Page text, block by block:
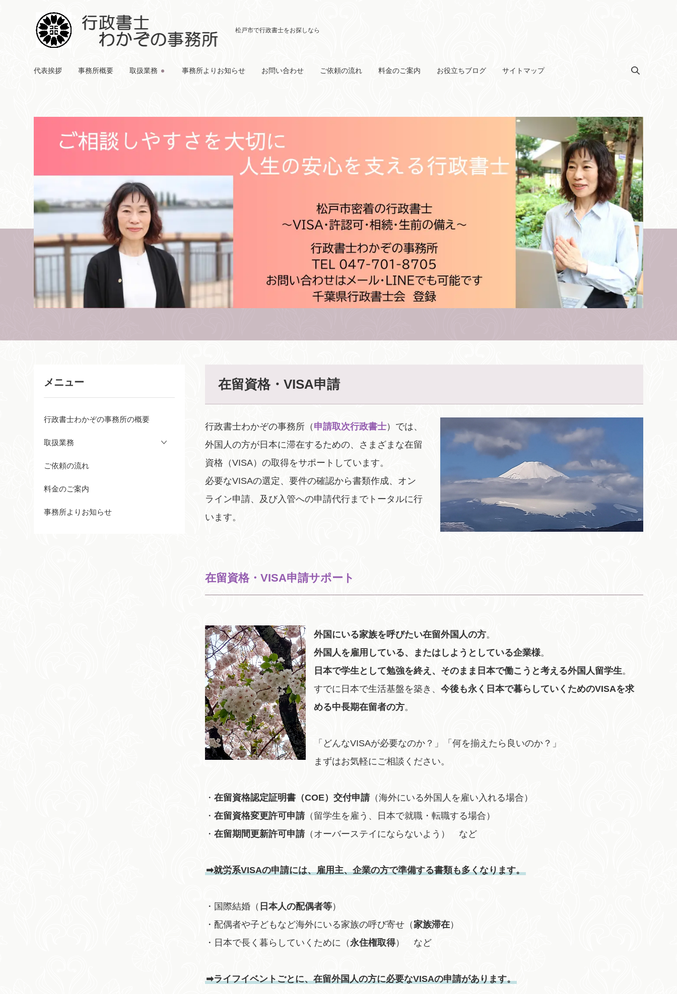
代表挨拶 事務所概要 取扱業務 事務所よりお知らせ お問い合わせ ご依頼の流れ 料金のご案内 お役立ちブログ サイトマップ
在留資格・VISA申請
行政書士わかぞの事務所（ 申請取次行政書士）では、
外国人の方が日本に滞在するための、さまざまな在留
資格（VISA）の取得をサポートしています。
必要なVISAの選定、要件の確認から書類作成、オン
ライン申請、及び入管への申請代行までトータルに行
います。
在留資格・VISA申請サポート
外国にいる家族を呼びたい在留外国人の方。
外国人を雇用している、またはしようとしている企業様。
日本で学生として勉強を終え、そのまま日本で働こうと考える外国人留学生。
すでに日本で生活基盤を築き、今後も永く日本で暮らしていくためのVISAを求
める中長期在留者の方。
「どんなVISAが必要なのか？」「何を揃えたら良いのか？」
まずはお気軽にご相談ください。
・在留資格認定証明書（COE）交付申請（海外にいる外国人を雇い入れる場合）
・在留資格変更許可申請（留学生を雇う、日本で就職・転職する場合）
・在留期間更新許可申請（オーバーステイにならないよう） など
➡就労系VISAの申請には、雇用主、企業の方で準備する書類も多くなります。
・国際結婚（ 日本人の配偶者等）
・配偶者や子どもなど海外にいる家族の呼び寄せ（家族滞在）
・日本で長く暮らしていくために（永住権取得） など
➡ライフイベントごとに、在留外国人の方に必要なVISAの申請があります。
メニュー
行政書士わかぞの事務所の概要
取扱業務
ご依頼の流れ
料金のご案内
事務所よりお知らせ